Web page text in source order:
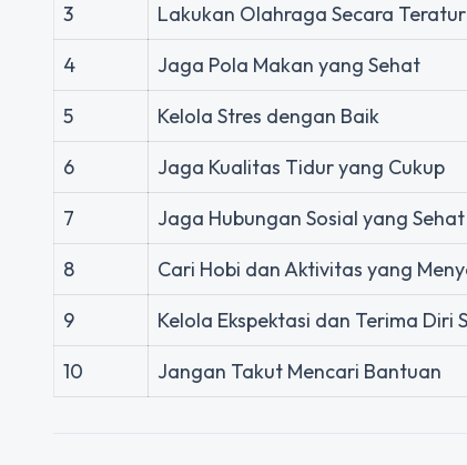
3
Lakukan Olahraga Secara Teratur
4
Jaga Pola Makan yang Sehat
5
Kelola Stres dengan Baik
6
Jaga Kualitas Tidur yang Cukup
7
Jaga Hubungan Sosial yang Sehat
8
Cari Hobi dan Aktivitas yang
9
Kelola Ekspektasi dan Terima Diri
10
Jangan Takut Mencari Bantuan